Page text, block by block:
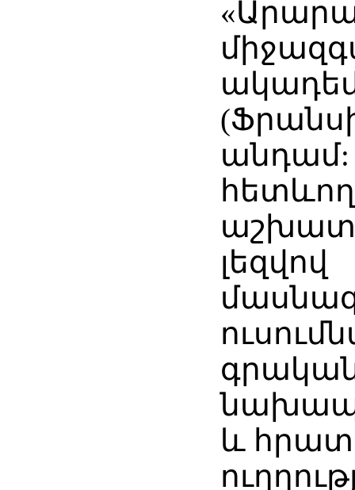
լեզվով
և